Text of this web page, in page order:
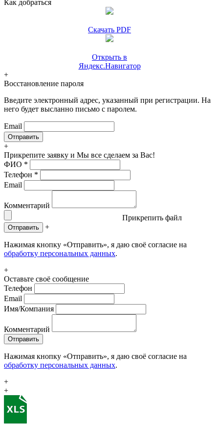
Как добраться
Скачать PDF
Открыть в
Яндекс.Навигатор
+
Восстановление пароля
Введите электронный адрес, указанный при регистрации. На
него будет высланно письмо с паролем.
Email
+
Прикрепите заявку и Мы все сделаем за Вас!
ФИО *
Телефон *
Email
Комментарий
Прикрепить файл
Отправить +
Нажимая кнопку «Отправить», я даю своё согласие на
обработку персональных данных.
+
Оставьте своё сообщение
Телефон
Email
Имя/Компания
Комментарий
Отправить
Нажимая кнопку «Отправить», я даю своё согласие на
обработку персональных данных.
+
+